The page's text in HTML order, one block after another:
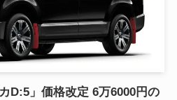
D:5」価格改定 6万6000円の